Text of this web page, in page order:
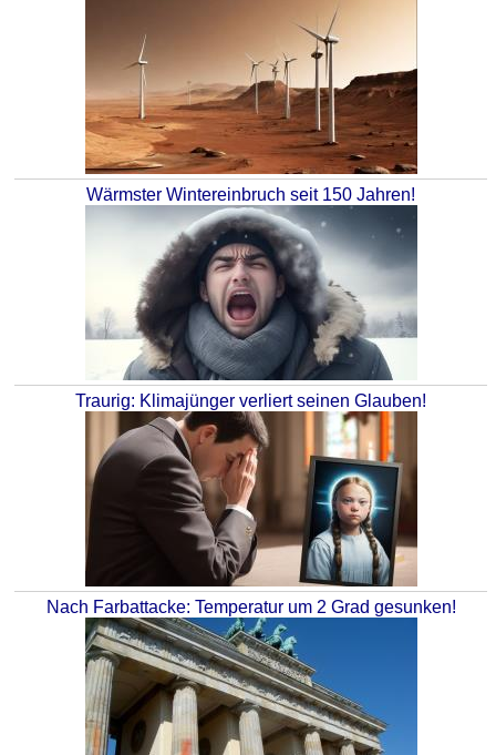
Wärmster Wintereinbruch seit 150 Jahren!
Traurig: Klimajünger verliert seinen Glauben!
Nach Farbattacke: Temperatur um 2 Grad gesunken!